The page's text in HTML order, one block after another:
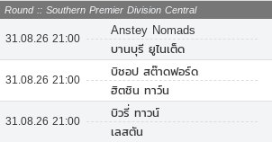
Round :: Southern Premier Division Central
31.08.26 21:00
Anstey Nomads
บานบุรี ยูไนเต็ด
31.08.26 21:00
บิชอป สต๊าดฟอร์ด
ฮิตชิน ทาว์น
31.08.26 21:00
บิวรี่ ทาวน์
เลสตัน